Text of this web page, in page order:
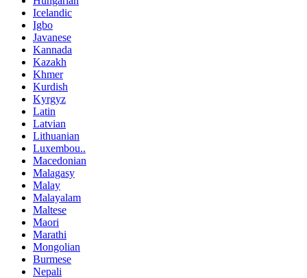
Icelandic
Igbo
Javanese
Kannada
Kazakh
Khmer
Kurdish
Kyrgyz
Latin
Latvian
Lithuanian
Luxembou..
Macedonian
Malagasy
Malay
Malayalam
Maltese
Maori
Marathi
Mongolian
Burmese
Nepali